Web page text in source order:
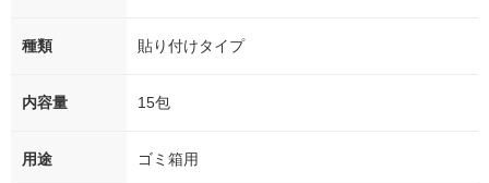
種類 貼り付けタイプ
内容量 15包
用途 ゴミ箱用